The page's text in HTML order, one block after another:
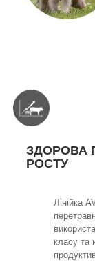
ЗДОРОВА
РОСТУ
Лінійка
класу та